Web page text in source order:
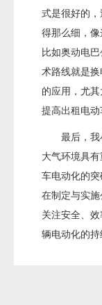
式是很好的
得那么细，像
比如奥动电
术路线就是
的应用，尤
提高出租电动
最后，我小
大气环境具
车电动化的
在制定与实
关注安全、
辆电动化的持